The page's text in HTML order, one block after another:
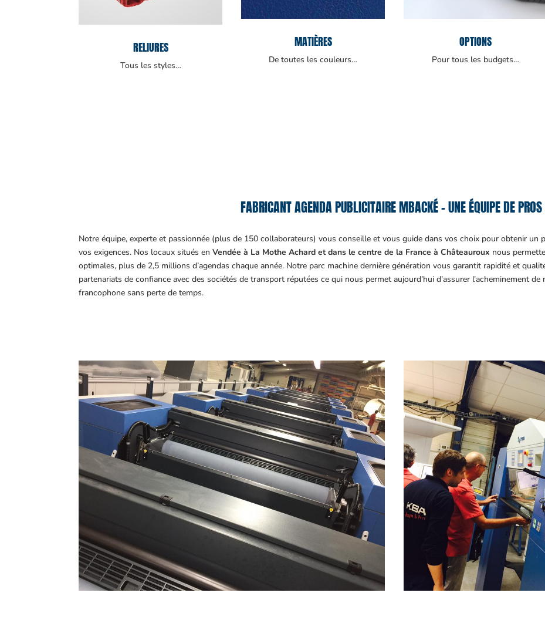
RELIURES
Tous les styles…
MATIÈRES
De toutes les couleurs…
OPTIONS
Pour tous les budgets…
FABRICANT AGENDA PUBLICITAIRE MBACKÉ – UNE ÉQUIPE DE
Notre équipe, experte et passionnée (plus de 150 collaborateurs) vous conseille et vous guide dans vos choix pour obtenir un
vos exigences. Nos locaux situés enVendée à La Mothe Achard et dans le centre de la France à Châteauroux nous
optimales, plus de 2,5 millions d’agendas chaque année. Notre parc machine dernière génération vous garantit rapidité et
partenariats de confiance avec des sociétés de transport réputées ce qui nous permet aujourd’hui d’assurer l’acheminement
francophone sans perte de temps.